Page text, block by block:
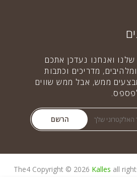
ואנחנו נעדכן אתכם
מדריכים וכתבות
ממש, אבל ממש שווים
הרשם
Copyright © 2026 Kalles all
The4